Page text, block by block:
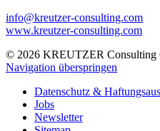
info@kreutzer-consulting.com
www.kreutzer-consulting.com
© 2026 KREUTZER Consulting
Navigation überspringen
Datenschutz &
Jobs
Newsletter